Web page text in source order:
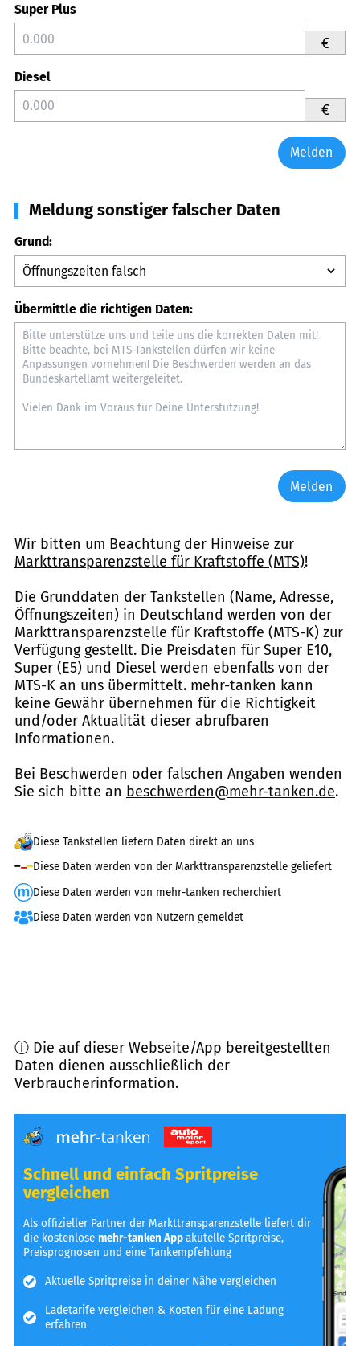
Super Plus
€
Diesel
€
Melden
Meldung sonstiger falscher Daten
Grund:
Übermittle die richtigen Daten:
Melden
Wir bitten um Beachtung der Hinweise zur
Markttransparenzstelle für Kraftstoffe (MTS)!
Die Grunddaten der Tankstellen (Name, Adresse,
Öffnungszeiten) in Deutschland werden von der
Markttransparenzstelle für Kraftstoffe (MTS-K) zur
Verfügung gestellt. Die Preisdaten für Super E10,
Super (E5) und Diesel werden ebenfalls von der
MTS-K an uns übermittelt. mehr-tanken kann
keine Gewähr übernehmen für die Richtigkeit
und/oder Aktualität dieser abrufbaren
Informationen.
Bei Beschwerden oder falschen Angaben wenden
Sie sich bitte an beschwerden@mehr-tanken.de.
Diese Tankstellen liefern Daten direkt an uns
Diese Daten werden von der Markttransparenzstelle geliefert
Diese Daten werden von mehr-tanken recherchiert
Diese Daten werden von Nutzern gemeldet
ⓘ Die auf dieser Webseite/App bereitgestellten
Daten dienen ausschließlich der
Verbraucherinformation.
Schnell und einfach Spritpreise
vergleichen
Als offizieller Partner der Markttransparenzstelle liefert dir
die kostenlosemehr-tanken Appakutelle Spritpreise,
Preisprognosen und eine Tankempfehlung
Aktuelle Spritpreise in deiner Nähe vergleichen
Ladetarife vergleichen & Kosten für eine Ladung
erfahren